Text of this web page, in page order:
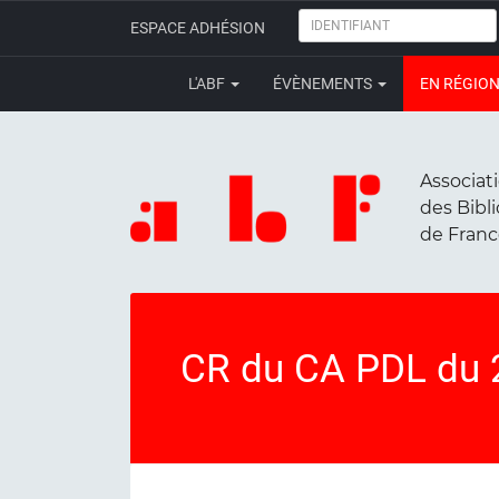
ESPACE ADHÉSION IDENTIFIANT
L'ABF ÉVÈNEMENTS EN RÉGION
des
de
CR du CA PDL